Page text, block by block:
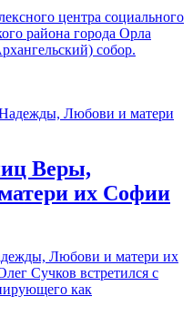
центра социального
района города Орла
собор.
Веры,
их Софии
Любови и матери их
Сучков встретился с
как